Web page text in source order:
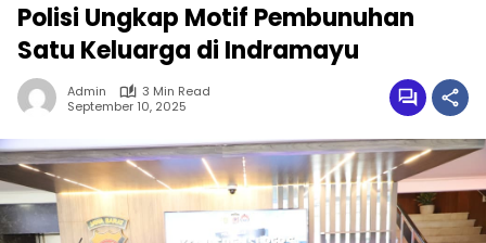
Polisi Ungkap Motif Pembunuhan
Satu Keluarga di Indramayu
Admin
3 Min Read
September 10, 2025